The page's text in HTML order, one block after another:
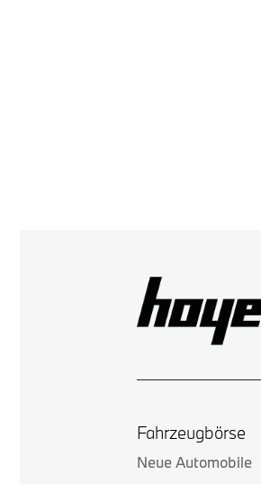
Fahrzeugbörse
Neue Automobile